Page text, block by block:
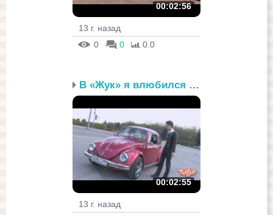
00:02:56
13 г. назад
0
0 0.0
В «Жук» я влюбился сразу
00:02:55
13 г. назад